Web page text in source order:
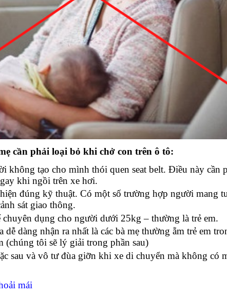
cần phải loại bỏ khi chở con trên ô tô:
không tạo cho mình thói quen seat belt. Điều này cần
khi ngồi trên xe hơi.
đúng kỹ thuật. Có một số trường hợp người mang
sát giao thông.
chuyên dụng cho người dưới 25kg – thường là trẻ em.
dễ dàng nhận ra nhất là các bà mẹ thường ẵm trẻ em
tôi sẽ lý giải trong phần sau)
sau và vô tư đùa giỡn khi xe di chuyển mà không có
mái